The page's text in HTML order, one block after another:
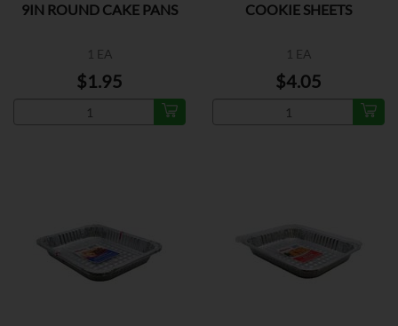
9IN ROUND CAKE PANS
1 EA
$1.95
COOKIE SHEETS
1 EA
$4.05